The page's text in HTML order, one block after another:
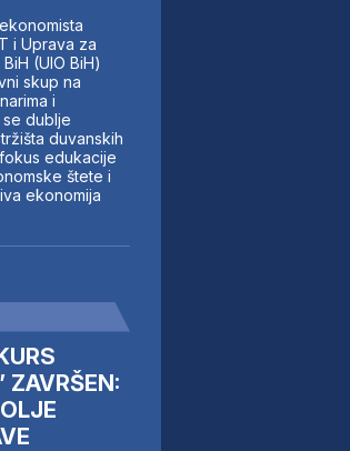
i Uprava za
(UIO BiH)
skup na
i
se dublje
duvanskih
edukacije
štete i
ekonomija
ZAVRŠEN: